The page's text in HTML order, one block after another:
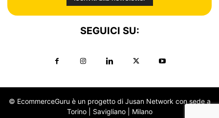
SEGUICI SU:
© EcommerceGuru è un progetto di Jusan Network con sede a
Torino | Savigliano | Milano